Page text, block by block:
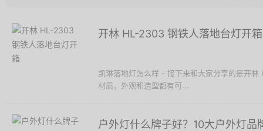
开林 HL-2303 钢铁人落地台灯开箱
凯琳落地灯怎么样 - 接下来和大家分享的是开
材质，外观和造型都有可...
户外灯什么牌子好？10大户外灯品